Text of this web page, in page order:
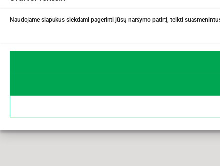
Naudojame slapukus siekdami pagerinti jūsų naršymo patirtį, teikti